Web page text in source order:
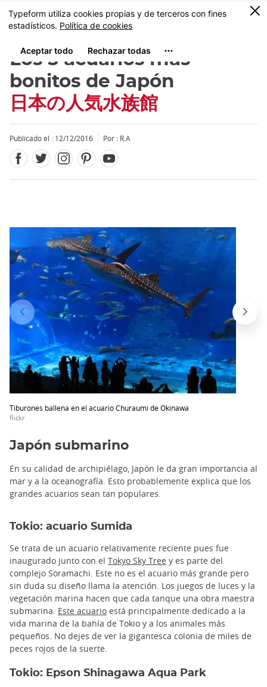
Tamaño
MENU
0
Los 5 acuarios más
bonitos de Japón
日本の人気水族館
Publicado el : 12/12/2016 Por : R.A
Tiburones ballena en el acuario Churaumi de Okinawa
flickr
Close
Japón submarino
En su calidad de archipiélago, Japón le da gran importancia al
mar y a la oceanografía. Esto probablemente explica que los
grandes acuarios sean tan populares.
Tokio: acuario Sumida
Se trata de un acuario relativamente reciente pues fue
inaugurado junto con el Tokyo Sky Tree y es parte del
complejo Soramachi. Este no es el acuario más grande pero
sin duda su diseño llama la atención. Los juegos de luces y la
vegetación marina hacen que cada tanque una obra maestra
submarina. Este acuario está principalmente dedicado a la
vida marina de la bahía de Tokio y a los animales más
pequeños. No dejes de ver la gigantesca colonia de miles de
peces rojos de la suerte.
Tokio: Epson Shinagawa Aqua Park